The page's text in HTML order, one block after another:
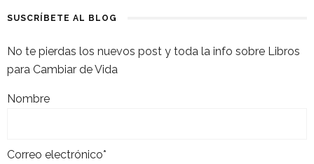
SUSCRÍBETE AL BLOG
No te pierdas los nuevos post y toda la info sobre Libros
para Cambiar de Vida
Nombre
Correo electrónico*